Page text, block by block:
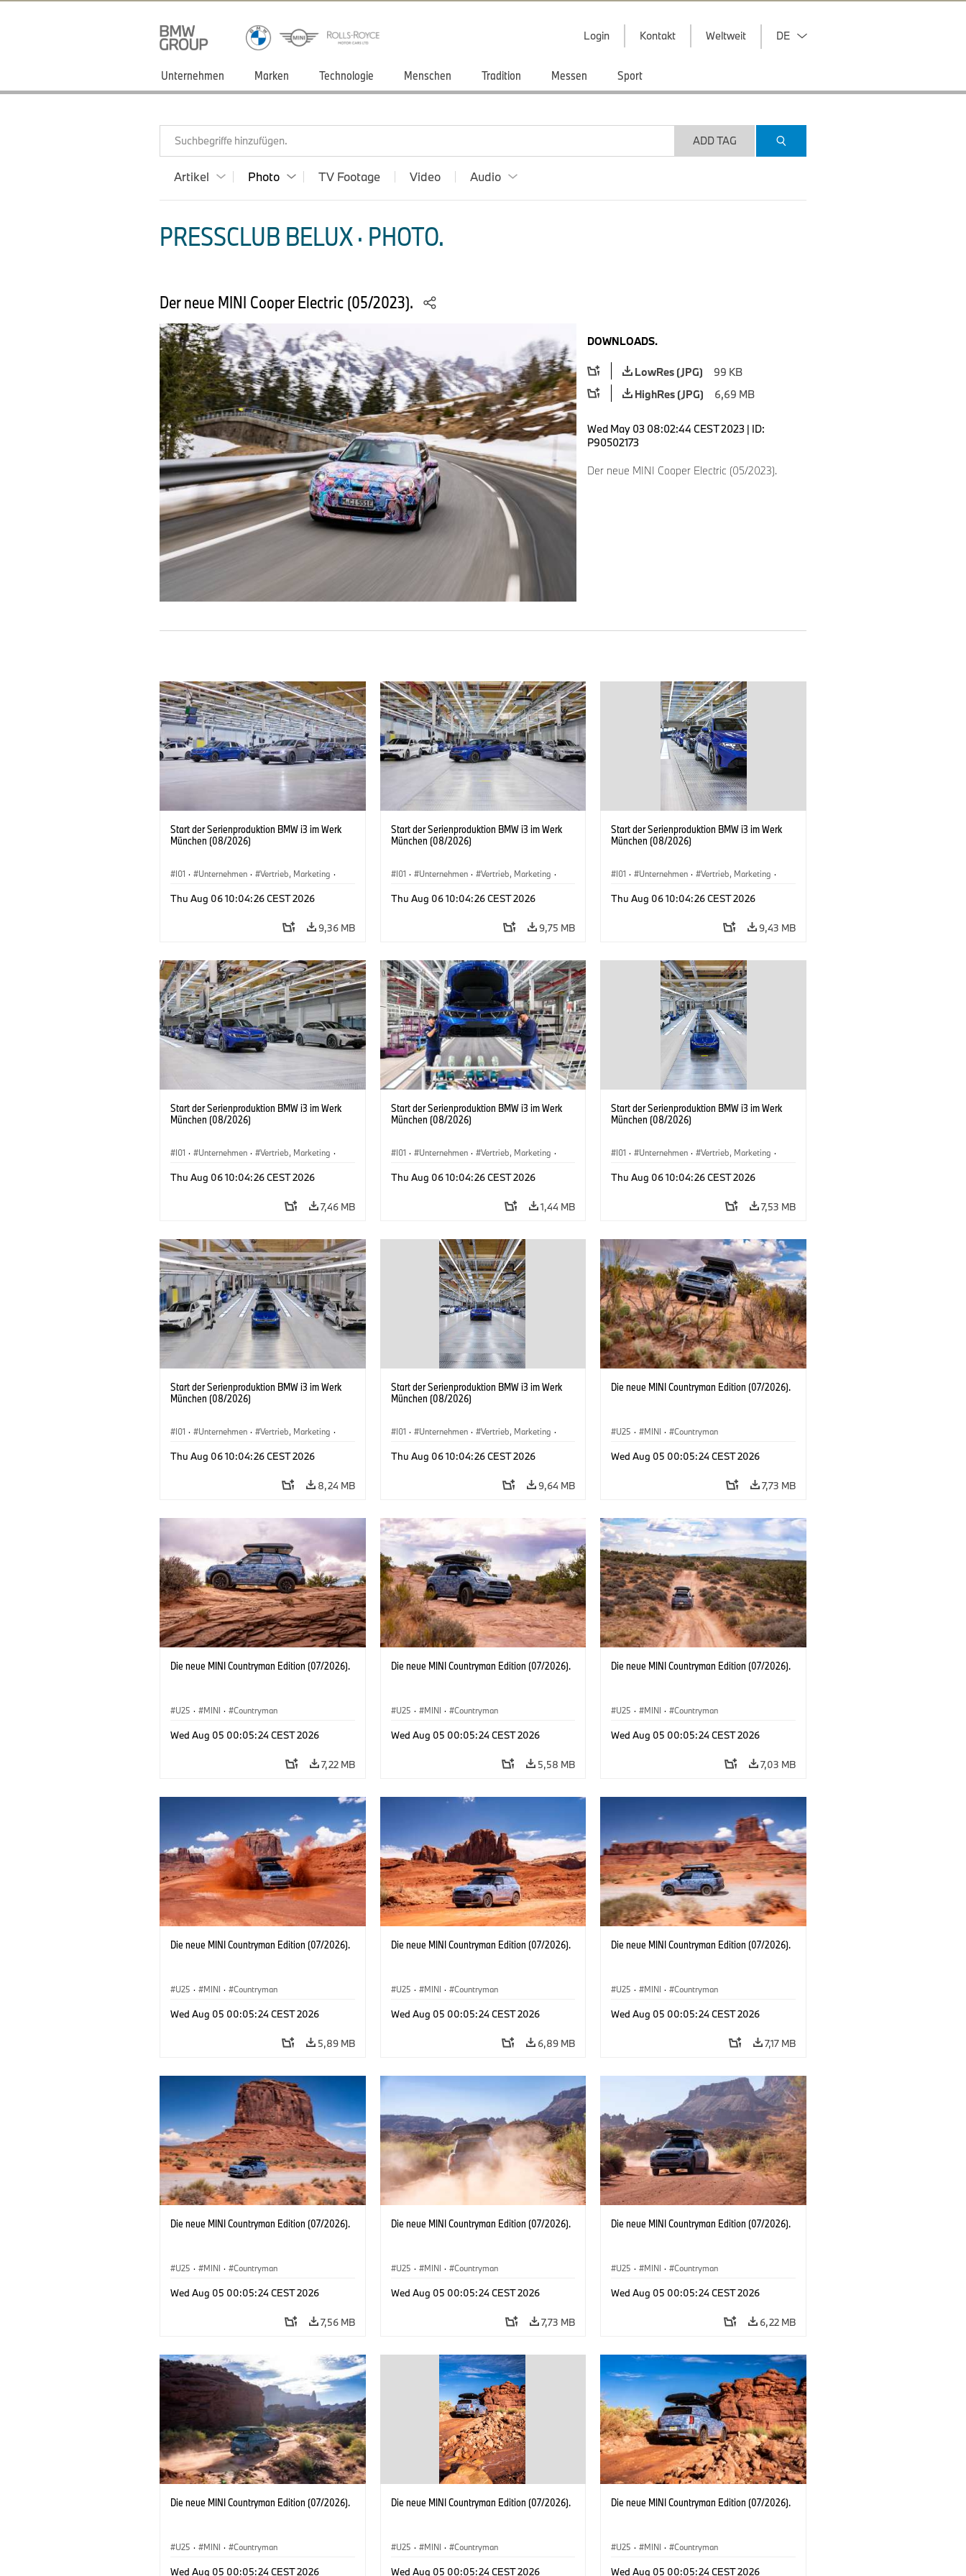
Login Kontakt Weltweit DE
Unternehmen Marken Technologie Menschen Tradition Messen Sport
Suchbegriffe hinzufügen. ADD TAG
Artikel Photo TV Footage Video Audio
PRESSCLUB BELUX · PHOTO.
Der neue MINI Cooper Electric (05/2023).
DOWNLOADS.
LowRes (JPG)
99 KB
HighRes (JPG)
6,69 MB
Wed May 03 08:02:44 CEST 2023 | ID:
P90502173
Der neue MINI Cooper Electric (05/2023).
Start der Serienproduktion BMW i3 im Werk
München (08/2026)
I01 · Unternehmen · Vertrieb, Marketing ·
Thu Aug 06 10:04:26 CEST 2026
9,36 MB
Start der Serienproduktion BMW i3 im Werk
München (08/2026)
I01 · Unternehmen · Vertrieb, Marketing ·
Thu Aug 06 10:04:26 CEST 2026
9,75 MB
Start der Serienproduktion BMW i3 im Werk
München (08/2026)
I01 · Unternehmen · Vertrieb, Marketing ·
Thu Aug 06 10:04:26 CEST 2026
9,43 MB
Start der Serienproduktion BMW i3 im Werk
München (08/2026)
I01 · Unternehmen · Vertrieb, Marketing ·
Thu Aug 06 10:04:26 CEST 2026
7,46 MB
Start der Serienproduktion BMW i3 im Werk
München (08/2026)
I01 · Unternehmen · Vertrieb, Marketing ·
Thu Aug 06 10:04:26 CEST 2026
1,44 MB
Start der Serienproduktion BMW i3 im Werk
München (08/2026)
I01 · Unternehmen · Vertrieb, Marketing ·
Thu Aug 06 10:04:26 CEST 2026
7,53 MB
Start der Serienproduktion BMW i3 im Werk
München (08/2026)
I01 · Unternehmen · Vertrieb, Marketing ·
Thu Aug 06 10:04:26 CEST 2026
8,24 MB
Start der Serienproduktion BMW i3 im Werk
München (08/2026)
I01 · Unternehmen · Vertrieb, Marketing ·
Thu Aug 06 10:04:26 CEST 2026
9,64 MB
Die neue MINI Countryman Edition (07/2026).
U25 · MINI · Countryman
Wed Aug 05 00:05:24 CEST 2026
7,73 MB
Die neue MINI Countryman Edition (07/2026).
U25 · MINI · Countryman
Wed Aug 05 00:05:24 CEST 2026
7,22 MB
Die neue MINI Countryman Edition (07/2026).
U25 · MINI · Countryman
Wed Aug 05 00:05:24 CEST 2026
5,58 MB
Die neue MINI Countryman Edition (07/2026).
U25 · MINI · Countryman
Wed Aug 05 00:05:24 CEST 2026
7,03 MB
Die neue MINI Countryman Edition (07/2026).
U25 · MINI · Countryman
Wed Aug 05 00:05:24 CEST 2026
5,89 MB
Die neue MINI Countryman Edition (07/2026).
U25 · MINI · Countryman
Wed Aug 05 00:05:24 CEST 2026
6,89 MB
Die neue MINI Countryman Edition (07/2026).
U25 · MINI · Countryman
Wed Aug 05 00:05:24 CEST 2026
7,17 MB
Die neue MINI Countryman Edition (07/2026).
U25 · MINI · Countryman
Wed Aug 05 00:05:24 CEST 2026
7,56 MB
Die neue MINI Countryman Edition (07/2026).
U25 · MINI · Countryman
Wed Aug 05 00:05:24 CEST 2026
7,73 MB
Die neue MINI Countryman Edition (07/2026).
U25 · MINI · Countryman
Wed Aug 05 00:05:24 CEST 2026
6,22 MB
Die neue MINI Countryman Edition (07/2026).
U25 · MINI · Countryman
Wed Aug 05 00:05:24 CEST 2026
Die neue MINI Countryman Edition (07/2026).
U25 · MINI · Countryman
Wed Aug 05 00:05:24 CEST 2026
Die neue MINI Countryman Edition (07/2026).
U25 · MINI · Countryman
Wed Aug 05 00:05:24 CEST 2026